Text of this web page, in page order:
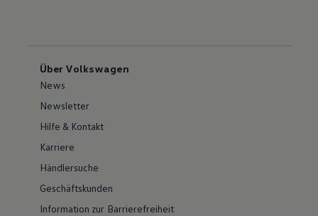
Über Volkswagen
News
Newsletter
Hilfe & Kontakt
Karriere
Händlersuche
Geschäftskunden
Information zur Barrierefreiheit